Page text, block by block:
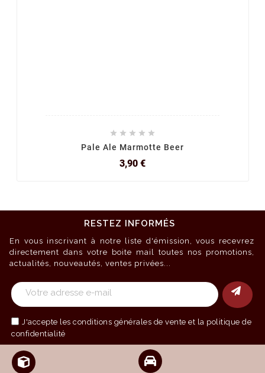
    
Pale Ale Marmotte Beer
3,90 €Prix
RESTEZ INFORMÉS
En vous inscrivant à notre liste d'émission, vous recevrez
directement dans votre boite mail toutes nos promotions,
actualités, nouveautés, ventes privées...
J'accepte les conditions générales de vente et la politique de
confidentialité